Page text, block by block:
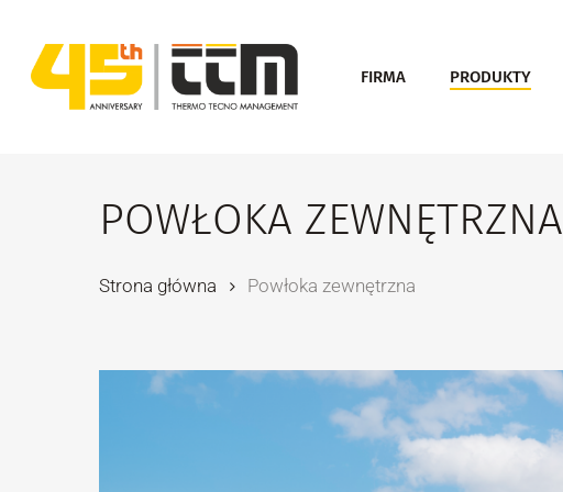
main
FIRMA PRODUKTY
POWŁOKA ZEWNĘTRZNA
Strona główna Powłoka zewnętrzna